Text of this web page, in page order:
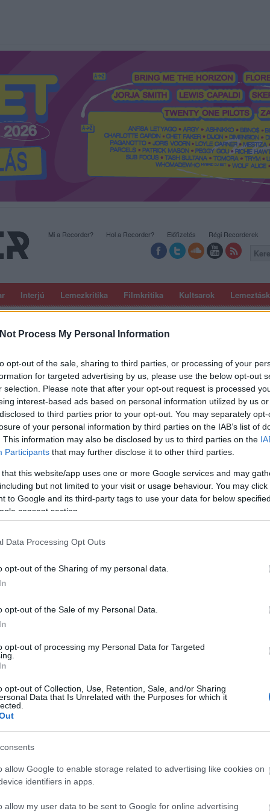
Process My Personal Information
opt-out of the sale, sharing to third parties, or processing of your
for targeted advertising by us, please use the below opt-out
selection. Please note that after your opt-out request is processed
interest-based ads based on personal information utilized by us
to third parties prior to your opt-out. You may separately
of your personal information by third parties on the IAB’s list of
This information may also be disclosed by us to third parties on the
Participants that may further disclose it to other third parties.
that this website/app uses one or more Google services and may
but not limited to your visit or usage behaviour. You may
to Google and its third-party tags to use your data for below
consent section.
Data Processing Opt Outs
opt-out of the Sharing of my personal data.
opt-out of the Sale of my Personal Data.
opt-out of processing my Personal Data for Targeted
opt-out of Collection, Use, Retention, Sale, and/or Sharing
Data that Is Unrelated with the Purposes for which it
allow Google to enable storage related to advertising like cookies on
identifiers in apps.
allow my user data to be sent to Google for online advertising
Interjú Lemezkritika Filmkritika Kultsarok
Mi a Recorder? Hol a Recorder? Előfizetés Régi Recorderek
PODCASTJAI ITT!
FRISS MAGYAR ZENÉK HETENTE!
SOROZATOK. 2005: EZ MENT HÚSZ ÉVE.
ÉS ZENEKARA AZ UP
régebbi dalai közül egyaránt szemezget majd.
poprock santa diver szesztay dávid up rendezvénytér